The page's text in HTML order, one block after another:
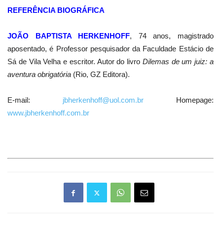
REFERÊNCIA BIOGRÁFICA
JOÃO BAPTISTA HERKENHOFF, 74 anos, magistrado
aposentado, é Professor pesquisador da Faculdade Estácio de
Sá de Vila Velha e escritor. Autor do livro Dilemas de um juiz: a
aventura obrigatória (Rio, GZ Editora).
E-mail: jbherkenhoff@uol.com.br Homepage:
www.jbherkenhoff.com.br